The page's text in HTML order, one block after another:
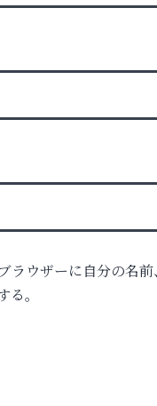
ラウザーに自分の名前
。